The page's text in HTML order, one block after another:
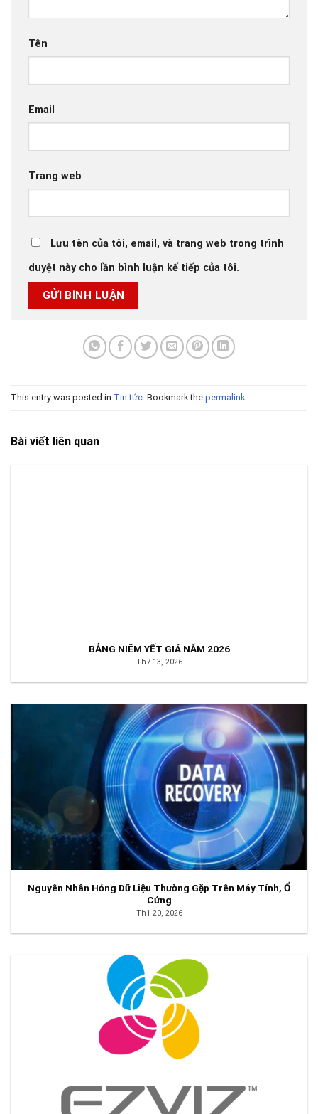
Tên
Email
Trang web
Lưu tên của tôi, email, và trang web trong trình
duyệt này cho lần bình luận kế tiếp của tôi.
This entry was posted in Tin tức . Bookmark the permalink
Bài viết liên quan
BẢNG NIÊM YẾT GIÁ NĂM 2026
Th7 13, 2026
Nguyên Nhân Hỏng Dữ Liệu Thường Gặp Trên Máy Tính, Ổ
Cứng
Th1 20, 2026